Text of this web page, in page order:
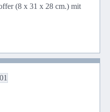
(8 x 31 x 28 cm.) mit